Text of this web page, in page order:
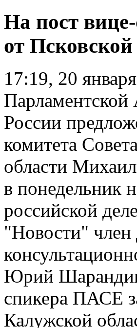
На пост
от
17:19, 20
России
комитета
области
в понедельник
российской
"Новости" член
Юрий
спикера ПАСЕ
Калужской